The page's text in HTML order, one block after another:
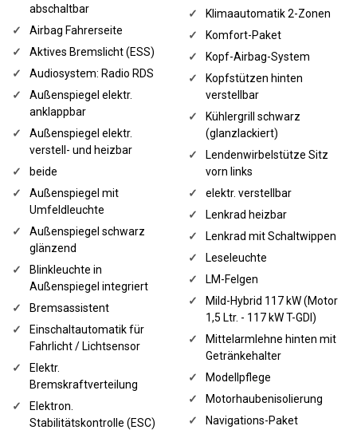
abschaltbar
✓
Airbag Fahrerseite
✓
Aktives Bremslicht (ESS)
✓
Audiosystem: Radio RDS
✓
Außenspiegel elektr.
anklappbar
✓
Außenspiegel elektr.
verstell- und heizbar
✓
beide
✓
Außenspiegel mit
Umfeldleuchte
✓
Außenspiegel schwarz
glänzend
✓
Blinkleuchte in
Außenspiegel integriert
✓
Bremsassistent
✓
Einschaltautomatik für
Fahrlicht / Lichtsensor
✓
Elektr.
Bremskraftverteilung
✓
Elektron.
Stabilitätskontrolle (ESC)
✓
Klimaautomatik 2-Zonen
✓
Komfort-Paket
✓
Kopf-Airbag-System
✓
Kopfstützen hinten
verstellbar
✓
Kühlergrill schwarz
(glanzlackiert)
✓
Lendenwirbelstütze Sitz
vorn links
✓
elektr. verstellbar
✓
Lenkrad heizbar
✓
Lenkrad mit Schaltwippen
✓
Leseleuchte
✓
LM-Felgen
✓
Mild-Hybrid 117 kW (Motor
1,5 Ltr. - 117 kW T-GDI)
✓
Mittelarmlehne hinten mit
Getränkehalter
✓
Modellpflege
✓
Motorhaubenisolierung
✓
Navigations-Paket